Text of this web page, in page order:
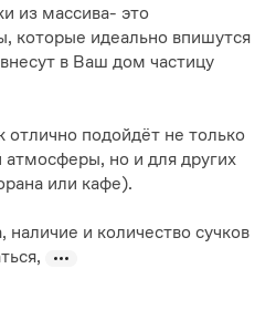
из массива- это
которые идеально впишутся
в Ваш дом частицу
подойдёт не только
но и для других
или кафе).
и количество сучков